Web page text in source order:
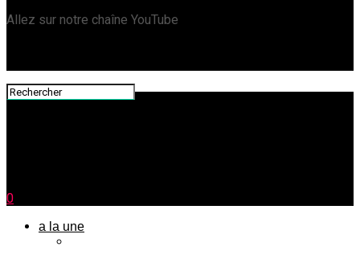
Allez sur notre chaîne YouTube
0
a la une